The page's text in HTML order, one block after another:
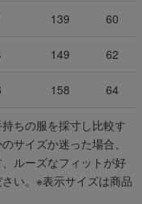
139 60
149 62
158 64
ちの服を採寸し比較す
サイズか迷った場合、
ルーズなフィットが好
い。 ※表示サイズは商品